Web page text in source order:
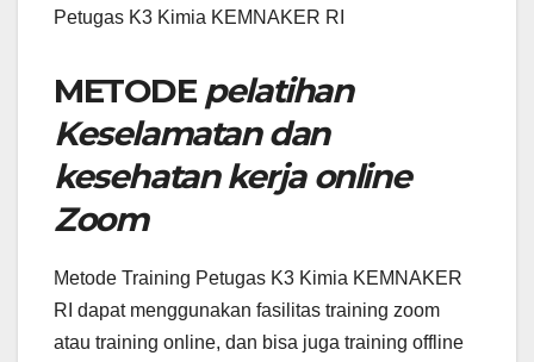
Petugas K3 Kimia KEMNAKER RI
METODE pelatihan
Keselamatan dan
kesehatan kerja online
Zoom
Metode Training Petugas K3 Kimia KEMNAKER
RI dapat menggunakan fasilitas training zoom
atau training online, dan bisa juga training offline